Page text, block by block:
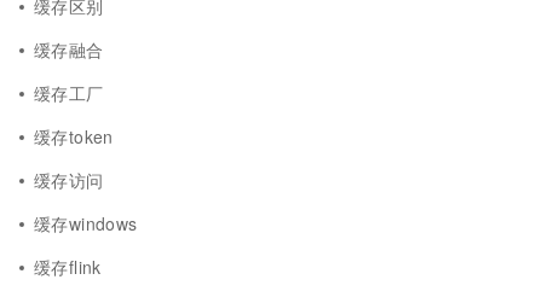
缓存区别
缓存融合
缓存工厂
缓存token
缓存访问
缓存windows
缓存flink